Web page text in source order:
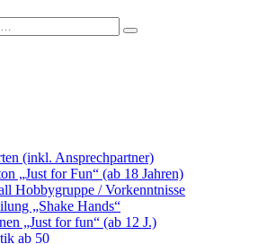
(inkl. Ansprechpartner)
„Just for Fun“ (ab 18 Jahren)
Hobbygruppe / Vorkenntnisse
„Shake Hands“
„Just for fun“ (ab 12 J.)
ab 50